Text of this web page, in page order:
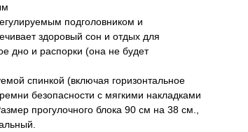
подголовником и
здоровый сон и отдых для
дно и распорки (она не будет
спинкой (включая горизонтальное
безопасности с мягкими накладками
прогулочного блока 90 см на 38 см.,